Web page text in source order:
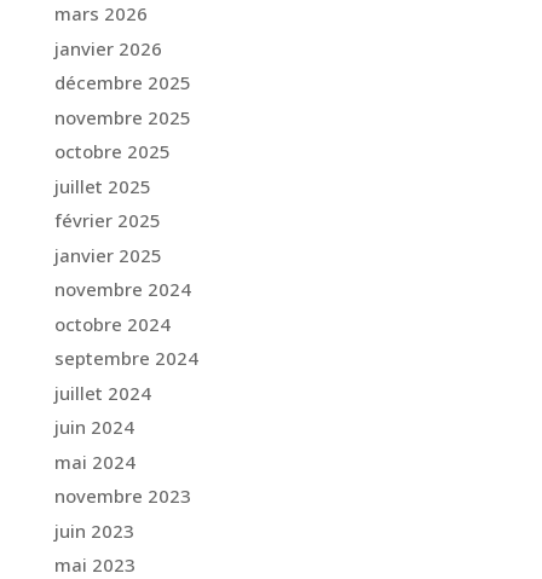
mars 2026
janvier 2026
décembre 2025
novembre 2025
octobre 2025
juillet 2025
février 2025
janvier 2025
novembre 2024
octobre 2024
septembre 2024
juillet 2024
juin 2024
mai 2024
novembre 2023
juin 2023
mai 2023